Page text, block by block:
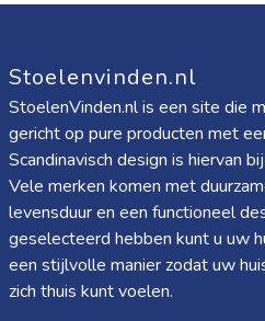
Stoelenvinden.nl
StoelenVinden.nl is een site die
gericht op pure producten met
Scandinavisch design is hiervan
Vele merken komen met
levensduur en een functioneel
geselecteerd hebben kunt u uw
een stijlvolle manier zodat uw
zich thuis kunt voelen.